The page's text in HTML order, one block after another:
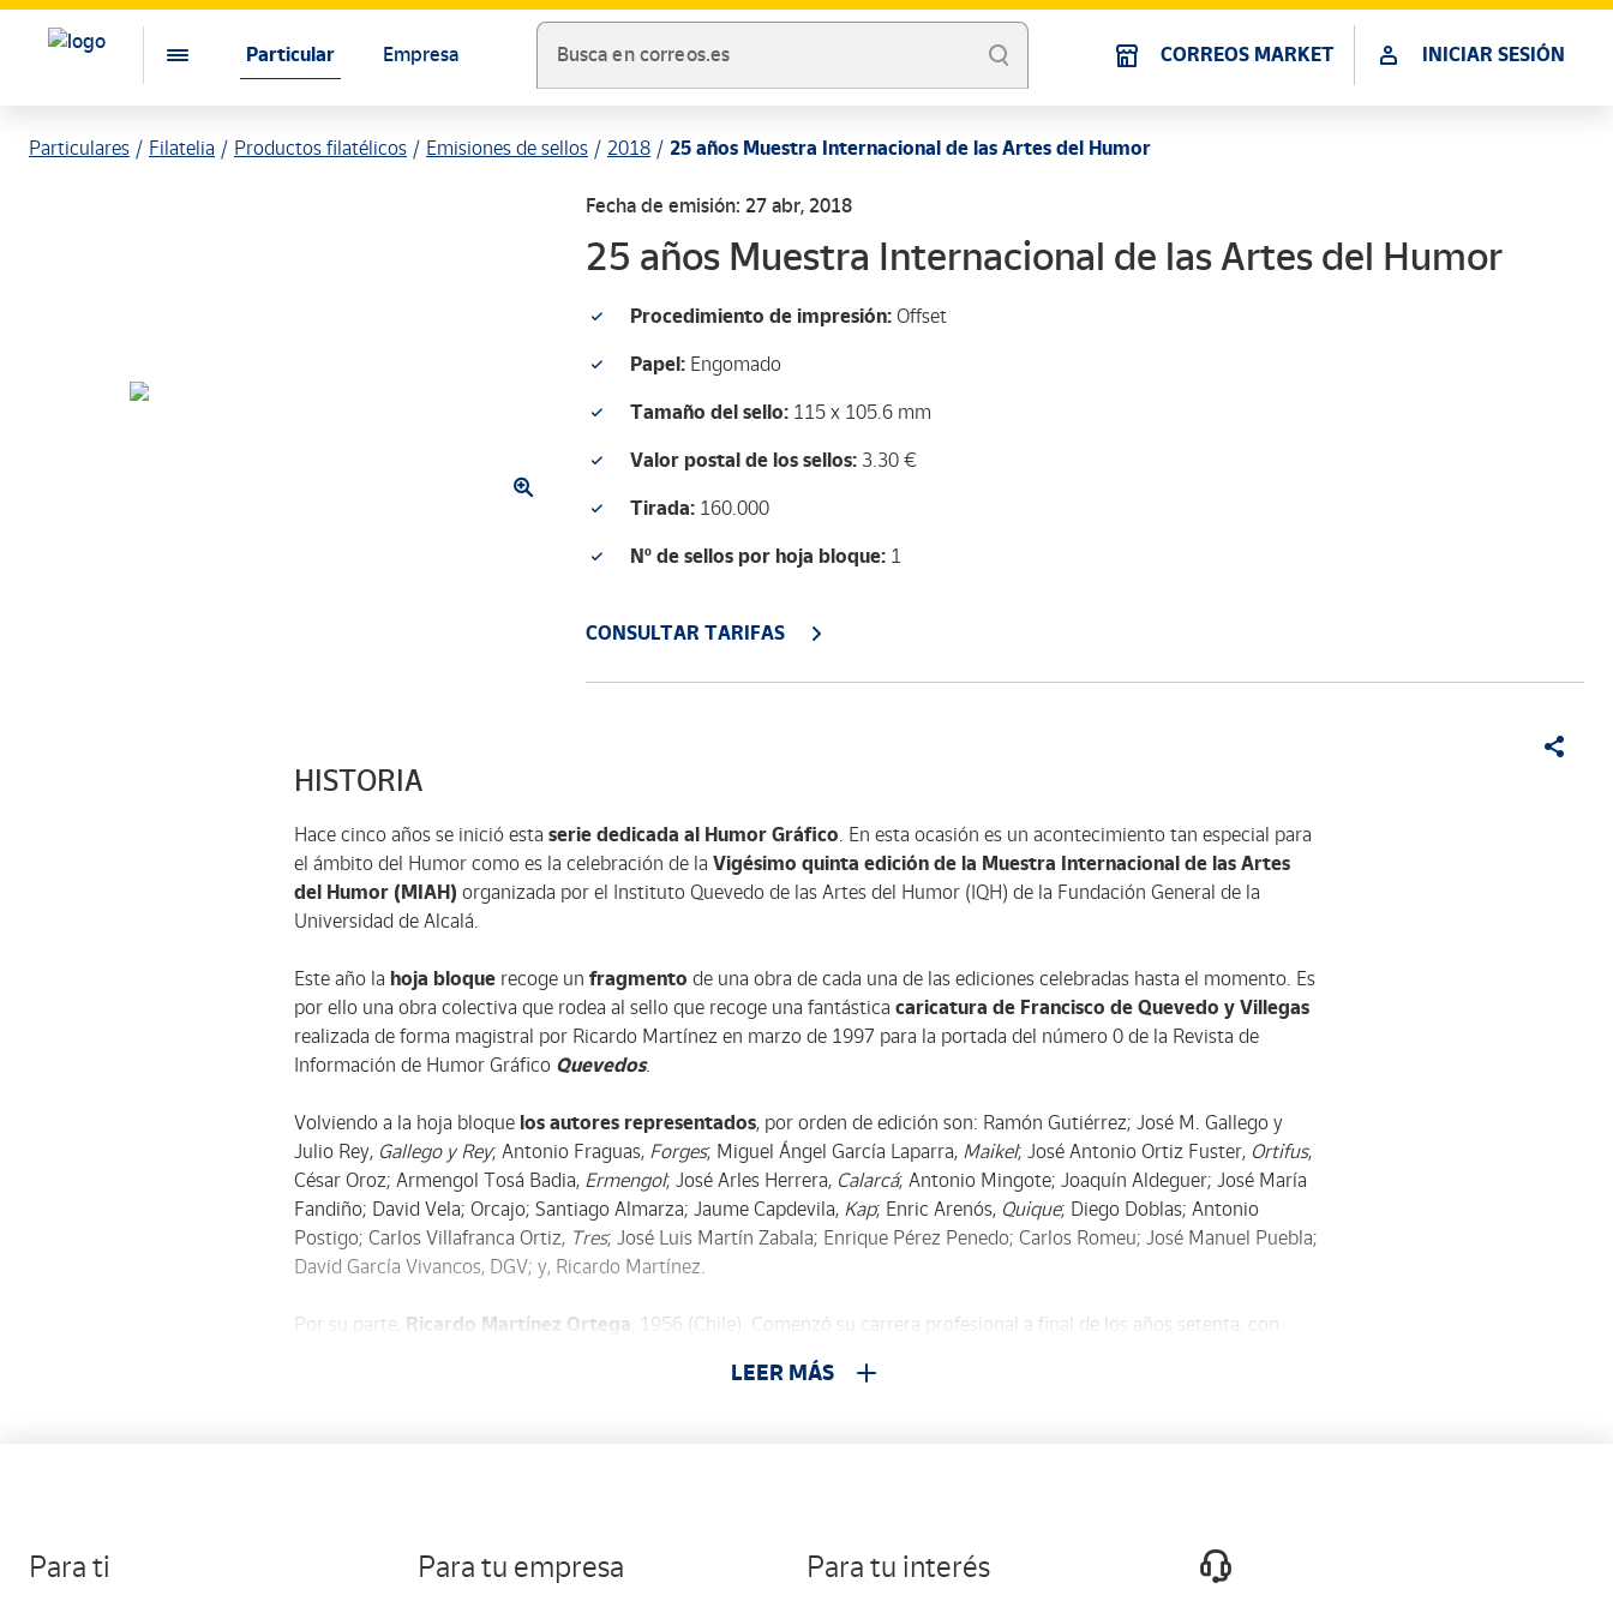
Particular Empresa Busca en correos.es CORREOS MARKET INICIAR SESIÓN
Particulares Filatelia Productos filatélicos Emisiones de sellos 2018 25 años Muestra Internacional de las Artes del Humor
Fecha de emisión: 27 abr, 2018
25 años Muestra Internacional de las Artes del Humor
Procedimiento de impresión: Offset
Papel: Engomado
Tamaño del sello: 115 x 105.6 mm
Valor postal de los sellos: 3.30 €
Tirada: 160.000
Nº de sellos por hoja bloque: 1
CONSULTAR TARIFAS
HISTORIA
Hace cinco años se inició estaserie dedicada al Humor Gráfico. En esta ocasión es un acontecimiento tan especial para
el ámbito del Humor como es la celebración de la Vigésimo quinta edición de la Muestra Internacional de las Artes
del Humor (MIAH) organizada por el Instituto Quevedo de las Artes del Humor (IQH) de la Fundación General de la
Universidad de Alcalá.
Este año la hoja bloque recoge unfragmentode una obra de cada una de las ediciones celebradas hasta el momento. Es
por ello una obra colectiva que rodea al sello que recoge una fantásticacaricatura de Francisco de Quevedo y Villegas
realizada de forma magistral por Ricardo Martínez en marzo de 1997 para la portada del número 0 de la Revista de
Información de Humor Gráfico Quevedos.
Volviendo a la hoja bloque los autores representados, por orden de edición son: Ramón Gutiérrez; José M. Gallego y
Julio Rey, Gallego y Rey; Antonio Fraguas, Forges; Miguel Ángel García Laparra, Maikel; José Antonio Ortiz Fuster, Ortifus,
César Oroz; Armengol Tosá Badia, Ermengol; José Arles Herrera, Calarcá; Antonio Mingote; Joaquín Aldeguer; José María
Fandiño; David Vela; Orcajo; Santiago Almarza; Jaume Capdevila, Kap; Enric Arenós, Quique; Diego Doblas; Antonio
Postigo; Carlos Villafranca Ortiz, Tres; José Luis Martín Zabala; Enrique Pérez Penedo; Carlos Romeu; José Manuel Puebla;
David García Vivancos, DGV; y, Ricardo Martínez.
Por su parte, Ricardo Martínez Ortega , 1956 (Chile). Comenzó su carrera profesional a final de los años setenta, con
creaciones para publicaciones y agencias de publicidad en Miami. Fue en Miami donde conoció a Ignacio Moreno, con
. Personaje que se publicó en El País y en
Una de las últimas exposiciones que ha realizado es De Políticos y Otros Animales, producida por el IQH y de la que formó
LEER MÁS
Para ti Para tu empresa Para tu interés